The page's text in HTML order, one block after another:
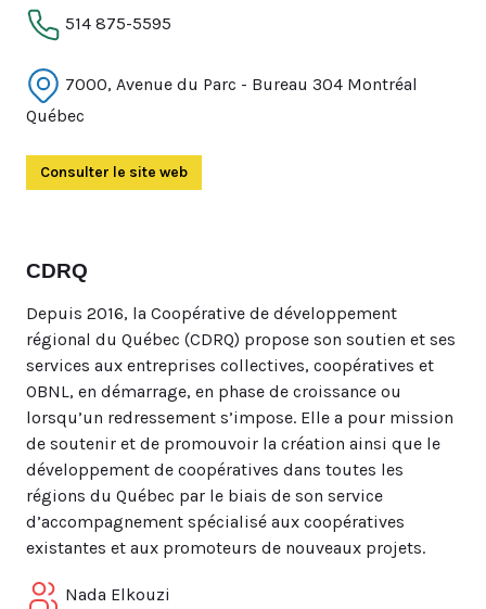
514 875-5595
7000, Avenue du Parc - Bureau 304 Montréal
Québec
Consulter le site web
CDRQ
Depuis 2016, la Coopérative de développement
régional du Québec (CDRQ) propose son soutien et ses
services aux entreprises collectives, coopératives et
OBNL, en démarrage, en phase de croissance ou
lorsqu’un redressement s’impose. Elle a pour mission
de soutenir et de promouvoir la création ainsi que le
développement de coopératives dans toutes les
régions du Québec par le biais de son service
d’accompagnement spécialisé aux coopératives
existantes et aux promoteurs de nouveaux projets.
Nada Elkouzi